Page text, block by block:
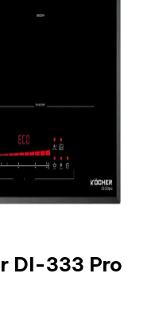
DI-333 Pro